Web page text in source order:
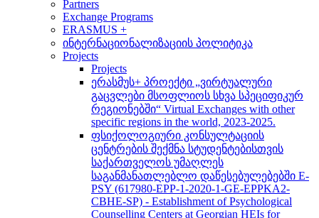
Partners
Exchange Programs
ERASMUS +
ინტერნაციონალიზაციის პოლიტიკა
Projects
Projects
ერასმუს+ პროექტი „ვირტუალური
გაცვლები მსოფლიოს სხვა სპეციფიკურ
რეგიონებში“ Virtual Exchanges with other
specific regions in the world, 2023-2025.
ფსიქოლოგიური კონსულტაციის
ცენტრების შექმნა სტუდენტებისთვის
საქართველოს უმაღლეს
საგანმანათლებლო დაწესებულებებში E-
PSY (617980-EPP-1-2020-1-GE-EPPKA2-
CBHE-SP) - Establishment of Psychological
Counselling Centers at Georgian HEIs for